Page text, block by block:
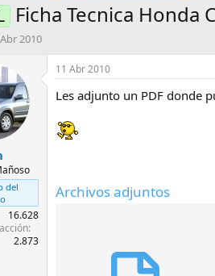
Ficha Tecnica Honda
2010
del
16.628
2.873
11 Abr 2010
Les adjunto un PDF donde
Archivos adjuntos